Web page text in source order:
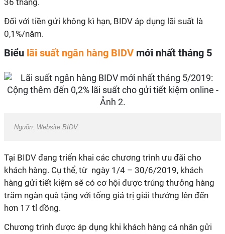
36 tháng.
Đối với tiền gửi không kì hạn, BIDV áp dụng lãi suất là
0,1%/năm.
Biểu lãi suất ngân hàng BIDV mới nhất tháng 5
Nguồn: Website BIDV.
Tại BIDV đang triển khai các chương trình ưu đãi cho
khách hàng. Cụ thể, từ ngày 1/4 – 30/6/2019, khách
hàng gửi tiết kiệm sẽ có cơ hội được trúng thưởng hàng
trăm ngàn quà tặng với tổng giá trị giải thưởng lên đến
hơn 17 tỉ đồng.
Chương trình được áp dụng khi khách hàng cá nhân gửi